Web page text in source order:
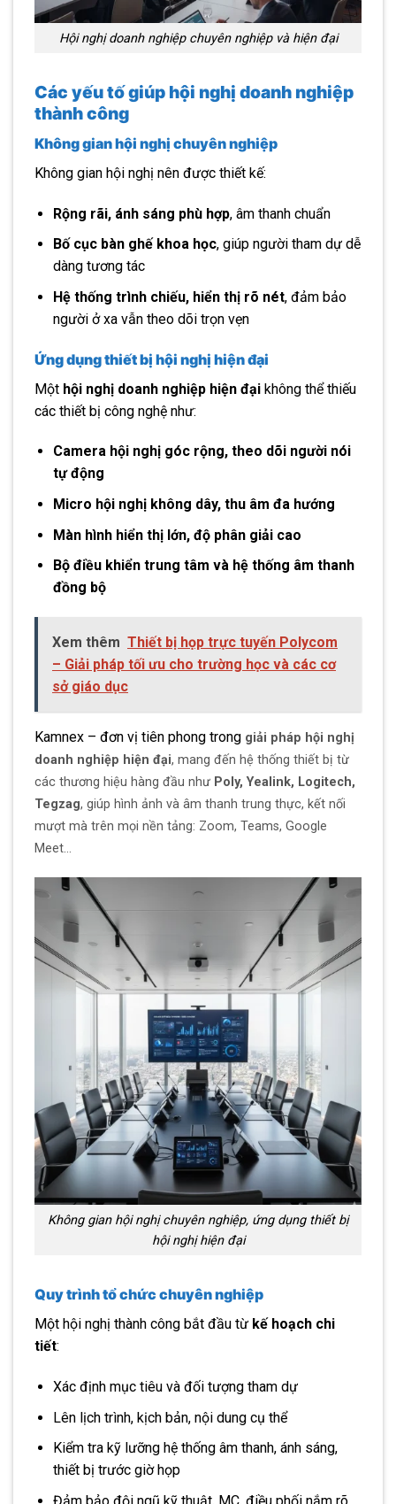
Hội nghị doanh nghiệp chuyên nghiệp và hiện đại
Các yếu tố giúp hội nghị doanh nghiệp
thành công
Không gian hội nghị chuyên nghiệp
Không gian hội nghị nên được thiết kế:
Rộng rãi, ánh sáng phù hợp, âm thanh chuẩn
Bố cục bàn ghế khoa học, giúp người tham dự dễ
dàng tương tác
Hệ thống trình chiếu, hiển thị rõ nét, đảm bảo
người ở xa vẫn theo dõi trọn vẹn
Ứng dụng thiết bị hội nghị hiện đại
Một hội nghị doanh nghiệp hiện đại không thể thiếu
các thiết bị công nghệ như:
Camera hội nghị góc rộng, theo dõi người nói
tự động
Micro hội nghị không dây, thu âm đa hướng
Màn hình hiển thị lớn, độ phân giải cao
Bộ điều khiển trung tâm và hệ thống âm thanh
đồng bộ
Xem thêm Thiết bị họp trực tuyến Polycom
– Giải pháp tối ưu cho trường học và các cơ
sở giáo dục
Kamnex – đơn vị tiên phong trong giải pháp hội nghị
doanh nghiệp hiện đại, mang đến hệ thống thiết bị từ
các thương hiệu hàng đầu như Poly, Yealink, Logitech,
Tegzag, giúp hình ảnh và âm thanh trung thực, kết nối
mượt mà trên mọi nền tảng: Zoom, Teams, Google
Meet…
Không gian hội nghị chuyên nghiệp, ứng dụng thiết bị
hội nghị hiện đại
Quy trình tổ chức chuyên nghiệp
Một hội nghị thành công bắt đầu từ kế hoạch chi
tiết:
Xác định mục tiêu và đối tượng tham dự
Lên lịch trình, kịch bản, nội dung cụ thể
Kiểm tra kỹ lưỡng hệ thống âm thanh, ánh sáng,
thiết bị trước giờ họp